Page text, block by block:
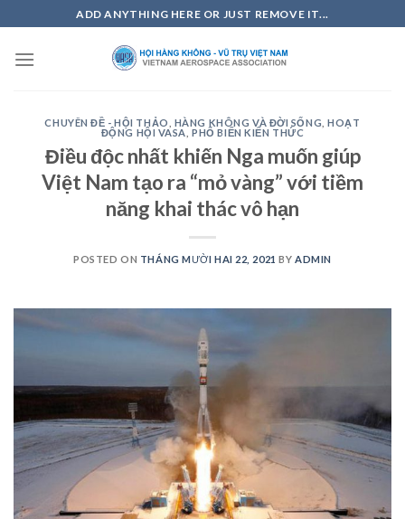
to
content
ADD ANYTHING HERE OR JUST REMOVE IT...
CHUYÊN ĐỀ - HỘI THẢO HÀNG KHÔNG VÀ ĐỜI SỐNG ,HOẠT
ĐỘNG HỘI VASA ,PHỔ BIẾN KIẾN THỨC
Điều độc nhất khiến Nga muốn giúp
Việt Nam tạo ra “mỏ vàng” với tiềm
năng khai thác vô hạn
POSTED ON THÁNG MƯỜI HAI 22, 2021 BY ADMIN